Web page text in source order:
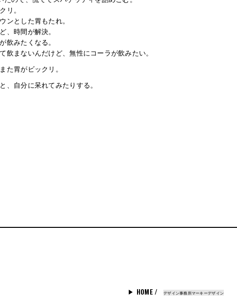
リ。
ンとした胃もたれ。
、時間が解決。
飲みたくなる。
飲まないんだけど、無性にコーラが飲みたい。
た胃がビックリ。
、自分に呆れてみたりする。
HOME / デザイン事務所マーキーデザイン